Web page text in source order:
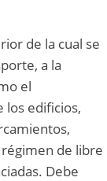
de la cual se
a la
el
los edificios,
de libre
Debe